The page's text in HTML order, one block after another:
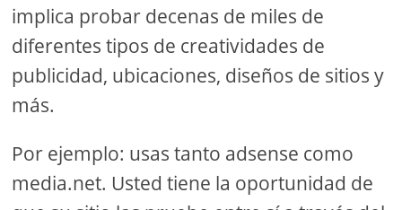
implica probar decenas de miles de
diferentes tipos de creatividades de
publicidad, ubicaciones, diseños de sitios y
más.
Por ejemplo: usas tanto adsense como
media.net. Usted tiene la oportunidad de